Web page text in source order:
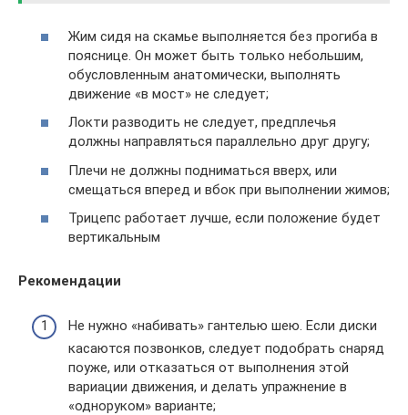
Жим сидя на скамье выполняется без прогиба в
пояснице. Он может быть только небольшим,
обусловленным анатомически, выполнять
движение «в мост» не следует;
Локти разводить не следует, предплечья
должны направляться параллельно друг другу;
Плечи не должны подниматься вверх, или
смещаться вперед и вбок при выполнении жимов;
Трицепс работает лучше, если положение будет
вертикальным
Рекомендации
Не нужно «набивать» гантелью шею. Если диски
касаются позвонков, следует подобрать снаряд
поуже, или отказаться от выполнения этой
вариации движения, и делать упражнение в
«одноруком» варианте;